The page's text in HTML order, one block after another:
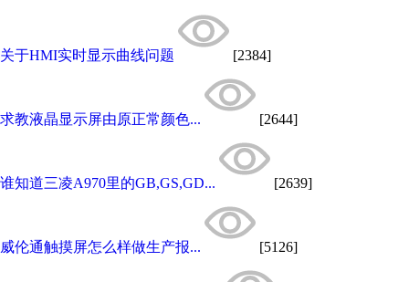
关于HMI实时显示曲线问题 [2384]
求教液晶显示屏由原正常颜色... [2644]
谁知道三凌A970里的GB,GS,GD... [2639]
威伦通触摸屏怎么样做生产报... [5126]